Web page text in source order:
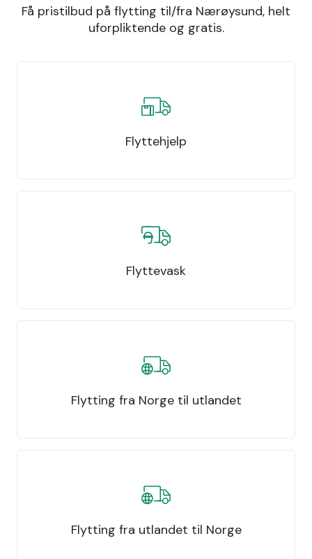
Få pristilbud på flytting til/fra Nærøysund, helt
uforpliktende og gratis.
Flyttehjelp
Flyttevask
Flytting fra Norge til utlandet
Flytting fra utlandet til Norge